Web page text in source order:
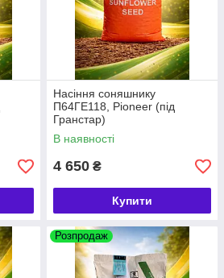
Насіння соняшнику
П64ГЕ118, Pioneer (під
Гранстар)
В наявності
4 650 ₴
Купити
Розпродаж